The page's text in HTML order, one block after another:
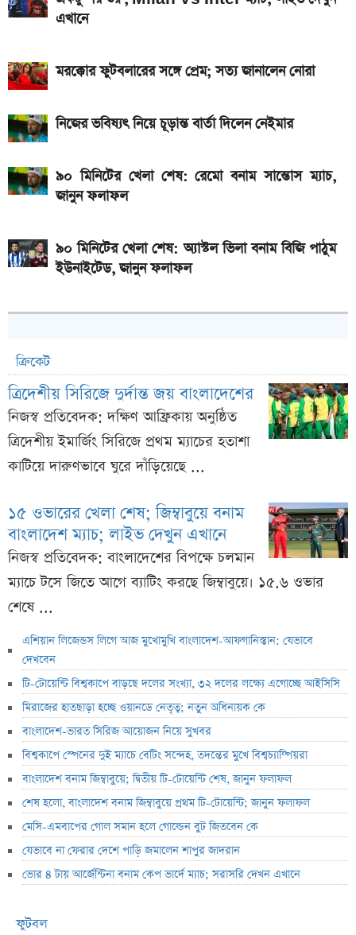
এখানে
মরক্কোর ফুটবলারের সঙ্গে প্রেম; সত্য জানালেন নোরা
নিজের ভবিষ্যৎ নিয়ে চূড়ান্ত বার্তা দিলেন নেইমার
৯০ মিনিটের খেলা শেষ: রেমো বনাম সান্তোস ম্যাচ,
জানুন ফলাফল
৯০ মিনিটের খেলা শেষ: অ্যাস্টল ভিলা বনাম বিজি পাঠুম
ইউনাইটেড, জানুন ফলাফল
ক্রিকেট
ত্রিদেশীয় সিরিজে দুর্দান্ত জয় বাংলাদেশের
নিজস্ব প্রতিবেদক: দক্ষিণ আফ্রিকায় অনুষ্ঠিত
ত্রিদেশীয় ইমার্জিং সিরিজে প্রথম ম্যাচের হতাশা
কাটিয়ে দারুণভাবে ঘুরে দাঁড়িয়েছে ...
১৫ ওভারের খেলা শেষ; জিম্বাবুয়ে বনাম
বাংলাদেশ ম্যাচ; লাইভ দেখুন এখানে
নিজস্ব প্রতিবেদক: বাংলাদেশের বিপক্ষে চলমান
ম্যাচে টসে জিতে আগে ব্যাটিং করছে জিম্বাবুয়ে। ১৫.৬ ওভার
শেষে ...
এশিয়ান লিজেন্ডস লিগে আজ মুখোমুখি বাংলাদেশ-আফগানিস্তান: যেভাবে
দেখবেন
টি-টোয়েন্টি বিশ্বকাপে বাড়ছে দলের সংখ্যা, ৩২ দলের লক্ষ্যে এগোচ্ছে আইসিসি
মিরাজের হাতছাড়া হচ্ছে ওয়ানডে নেতৃত্ব; নতুন অধিনায়ক কে
বাংলাদেশ-ভারত সিরিজ আয়োজন নিয়ে সুখবর
বিশ্বকাপে স্পেনের দুই ম্যাচে বেটিং সন্দেহ, তদন্তের মুখে বিশ্বচ্যাম্পিয়রা
বাংলাদেশ বনাম জিম্বাবুয়ে; দ্বিতীয় টি-টোয়েন্টি শেষ, জানুন ফলাফল
শেষ হলো, বাংলাদেশ বনাম জিম্বাবুয়ে প্রথম টি-টোয়েন্টি; জানুন ফলাফল
মেসি-এমবাপের গোল সমান হলে গোল্ডেন বুট জিতবেন কে
যেভাবে না ফেরার দেশে পাড়ি জমালেন শাপুর জাদরান
ভোর ৪ টায় আর্জেন্টিনা বনাম কেপ ভার্দে ম্যাচ; সরাসরি দেখন এখানে
ফুটবল